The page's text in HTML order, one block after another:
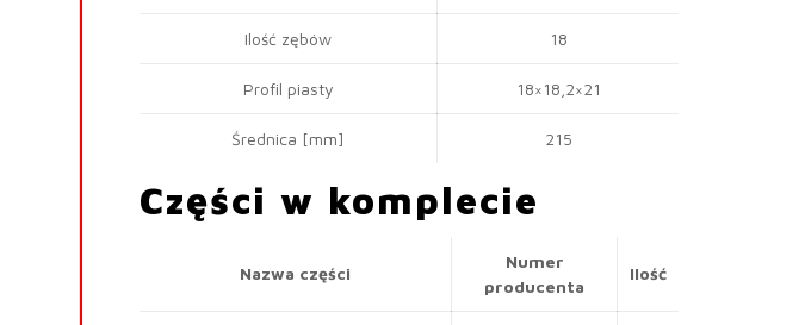
Ilość zębów 18
Profil piasty 18×18,2×21
Średnica [mm] 215
Części w komplecie
Nazwa części
Numer
producenta
Ilość